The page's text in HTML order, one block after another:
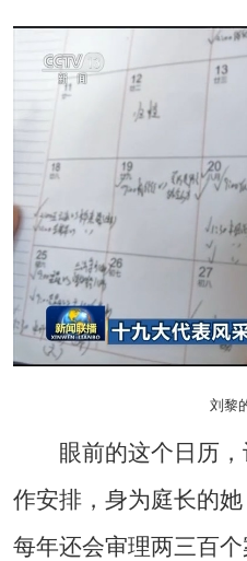
刘黎
眼前的这个日历，
作安排，身为庭长的
每年还会审理两三百